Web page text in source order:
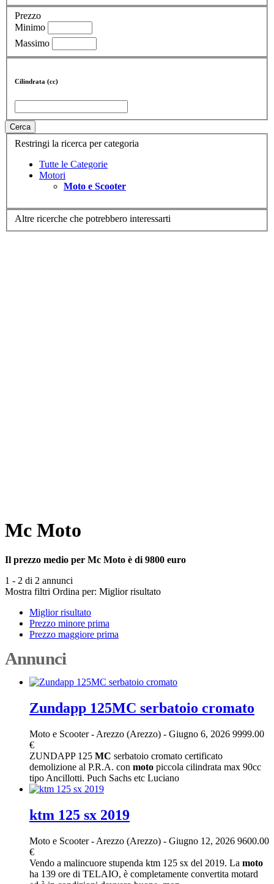
Prezzo
Minimo
Massimo
Cilindrata (cc)
Cerca
Restringi la ricerca per categoria
Tutte le Categorie
Motori
Moto e Scooter
Altre ricerche che potrebbero interessarti
Mc Moto
Il prezzo medio per Mc Moto è di 9800 euro
1 - 2 di 2 annunci
Mostra filtri Ordina per: Miglior risultato
Miglior risultato
Prezzo minore prima
Prezzo maggiore prima
Annunci
Zundapp 125MC serbatoio cromato
Moto e Scooter- Arezzo (Arezzo) - Giugno 6, 2026 9999.00
€
ZUNDAPP 125 MC serbatoio cromato certificato
demolizione al P.R.A. con moto piccola cilindrata max 90cc
tipo Ancillotti. Puch Sachs etc Luciano
ktm 125 sx 2019
Moto e Scooter- Arezzo (Arezzo) - Giugno 12, 2026 9600.00
€
Vendo a malincuore stupenda ktm 125 sx del 2019. La moto
ha 139 ore di TELAIO, è completamente convertita motard